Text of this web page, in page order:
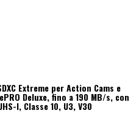
Extreme per Action Cams e
Deluxe, fino a 190 MB/s, con
I, Classe 10, U3, V30